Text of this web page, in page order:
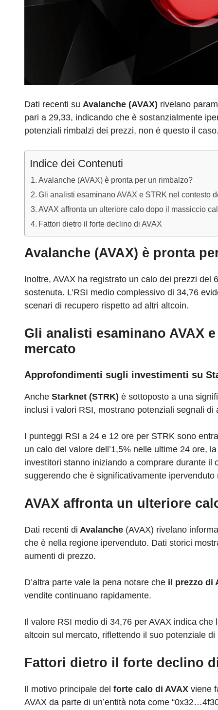
Dati recenti su Avalanche (AVAX) rivelano
pari a 29,33, indicando che è sostanzialmente
potenziali rimbalzi dei prezzi, non è questo il caso.
Indice dei Contenuti
Avalanche (AVAX) è pronta per un rimbalzo?
Gli analisti esaminano AVAX e STRK nel contesto
AVAX affronta un ulteriore calo dopo il massiccio
Fattori dietro il forte declino di AVAX
Avalanche (AVAX) è pronta
Inoltre, AVAX ha registrato un calo dei prezzi
sostenuta. L’RSI medio complessivo di 34,76
scenari di recupero rispetto ad altri altcoin.
Gli analisti esaminano AVAX
mercato
Approfondimenti sugli investimenti su
Anche Starknet (STRK) è sottoposto a una
inclusi i valori RSI, mostrano potenziali segnali
I punteggi RSI a 24 e 12 ore per STRK sono
un calo del valore dell’1,5% nelle ultime 24 ore,
investitori stanno iniziando a comprare durante il
suggerendo che è significativamente ipervenduto
AVAX affronta un ulteriore
Dati recenti di Avalanche (AVAX) rivelano
che è nella regione ipervenduto. Dati storici
aumenti di prezzo.
D’altra parte vale la pena notare che il prezzo di
vendite continuano rapidamente.
Il valore RSI medio di 34,76 per AVAX indica
altcoin sul mercato, riflettendo il suo potenziale di
Fattori dietro il forte declino
Il motivo principale del forte calo di AVAX viene
AVAX da parte di un’entità nota come